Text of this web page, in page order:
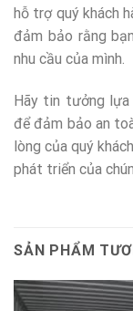
hỗ trợ quý khách
đảm bảo rằng
nhu cầu của mình.
Hãy tin tưởng lựa
để đảm bảo an
lòng của quý
phát triển của
SẢN PHẨM